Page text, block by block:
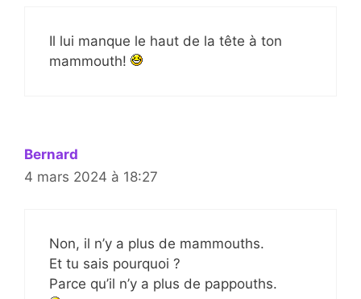
Il lui manque le haut de la tête à ton
mammouth!
Bernard
4 mars 2024 à 18:27
Non, il n’y a plus de mammouths.
Et tu sais pourquoi ?
Parce qu’il n’y a plus de pappouths.